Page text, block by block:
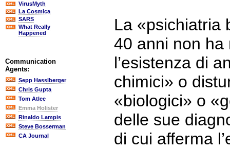
VirusMyth
La Cosmica
SARS
What Really
Happened
Communication
Agents:
Sepp Hasslberger
Chris Gupta
Tom Atlee
Emma Holister
Rinaldo Lampis
Steve Bosserman
CA Journal
La «psichiatria
40 anni non ha
l’esistenza di
chimici» o
«biologici» o
delle sue
di cui afferma